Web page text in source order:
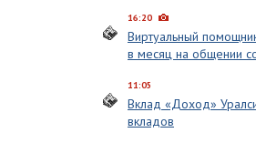
16:20
Виртуальный
в месяц на общении
11:05
Вклад «Доход»
вкладов